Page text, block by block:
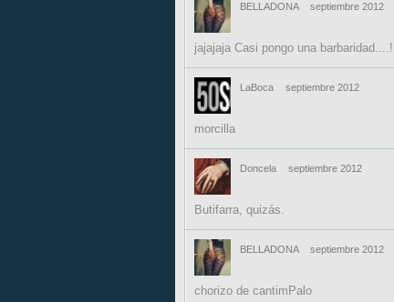
BELLADONA septiembre 2012
jajajaja Casi pongo una
LaBoca septiembre 2012
morcilla
Doncela septiembre 2012
Butifarra, quizás.
BELLADONA septiembre 2012
chorizo de cantimPalo